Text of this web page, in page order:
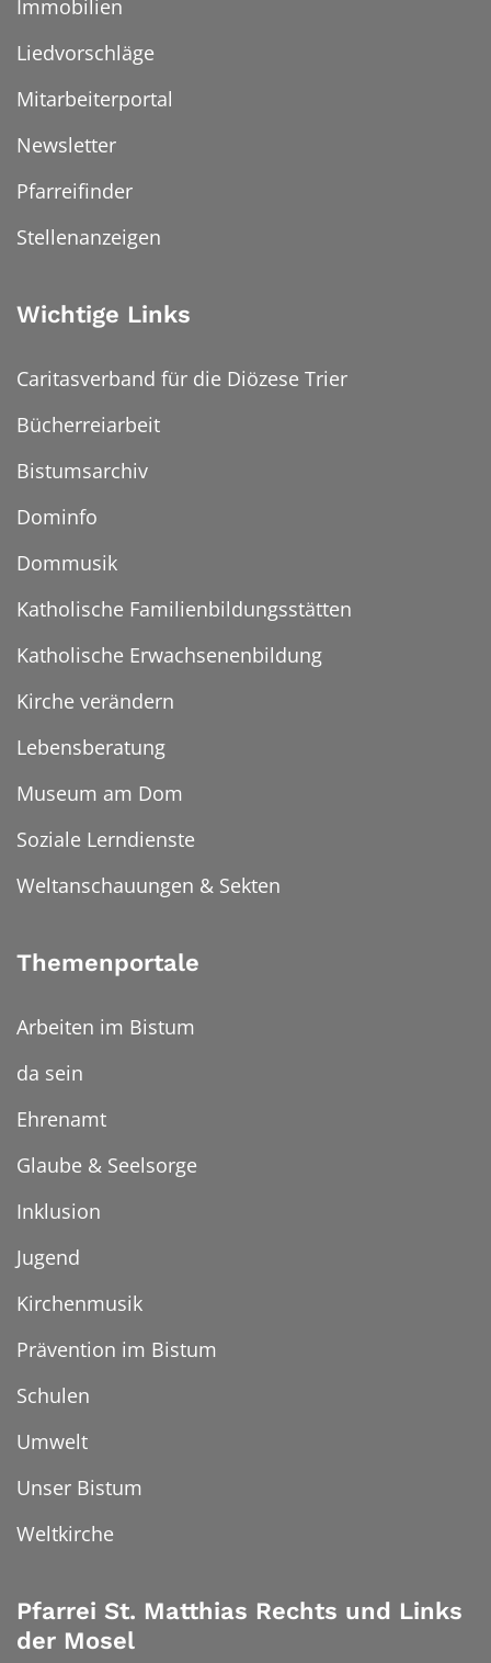
Immobilien
Liedvorschläge
Mitarbeiterportal
Newsletter
Pfarreifinder
Stellenanzeigen
Wichtige Links
Caritasverband für die Diözese Trier
Bücherreiarbeit
Bistumsarchiv
Dominfo
Dommusik
Katholische Familienbildungsstätten
Katholische Erwachsenenbildung
Kirche verändern
Lebensberatung
Museum am Dom
Soziale Lerndienste
Weltanschauungen & Sekten
Themenportale
Arbeiten im Bistum
da sein
Ehrenamt
Glaube & Seelsorge
Inklusion
Jugend
Kirchenmusik
Prävention im Bistum
Schulen
Umwelt
Unser Bistum
Weltkirche
Pfarrei St. Matthias Rechts und Links
der Mosel